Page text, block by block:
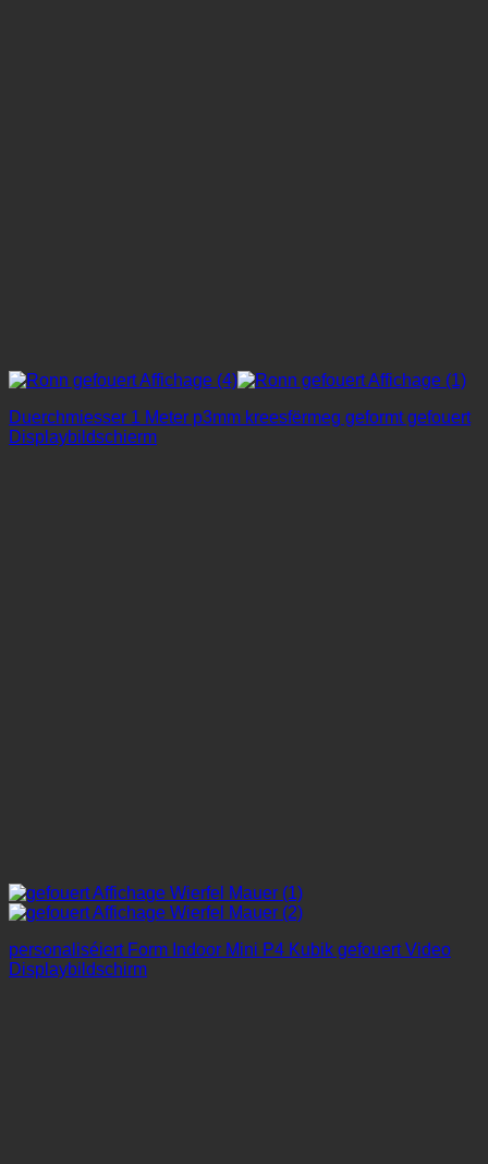
Duerchmiesser 1 Meter p3mm kreesfërmeg geformt gefouert
Displaybildschierm
personaliséiert Form Indoor Mini P4 Kubik gefouert Video
Displaybildschirm